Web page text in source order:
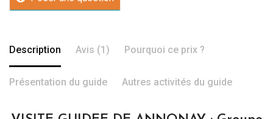
Description Avis (1) Pourquoi ce prix ?
Présentation du guide Autres activités du guide